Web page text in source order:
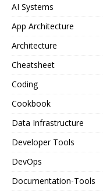
AI Systems
App Architecture
Architecture
Cheatsheet
Coding
Cookbook
Data Infrastructure
Developer Tools
DevOps
Documentation-Tools